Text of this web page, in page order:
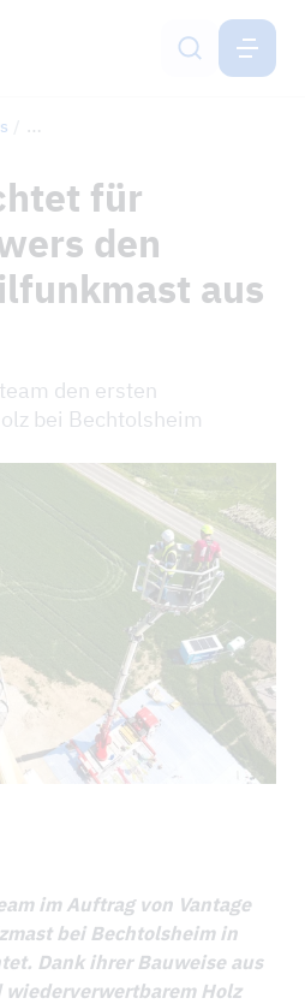
Cteam errichtet für Vantage
für
den
aus
den ersten
bei Bechtolsheim
im Auftrag von Vantage
bei Bechtolsheim in
Dank ihrer Bauweise aus
wiederverwertbarem Holz